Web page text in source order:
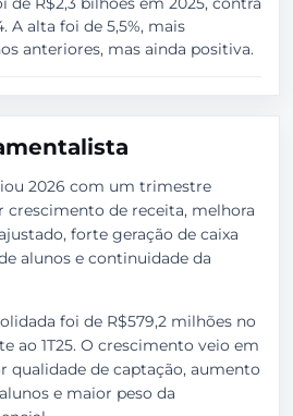
A alta foi de 5,5%, mais
anteriores, mas ainda positiva.
2026 com um trimestre
crescimento de receita, melhora
forte geração de caixa
alunos e continuidade da
foi de R$579,2 milhões no
ao 1T25. O crescimento veio em
qualidade de captação, aumento
e maior peso da